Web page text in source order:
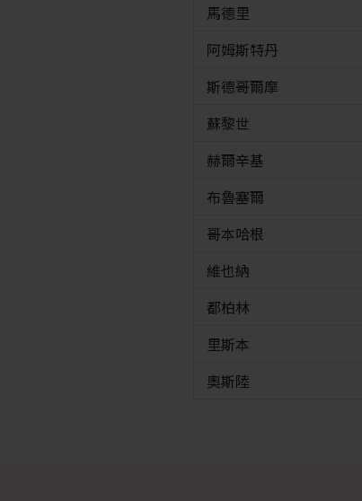
馬德里
阿姆斯特丹
斯德哥爾摩
蘇黎世
赫爾辛基
布魯塞爾
哥本哈根
維也納
都柏林
里斯本
奧斯陸